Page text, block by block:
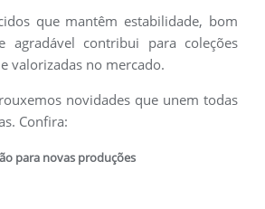
que mantêm estabilidade, bom
agradável contribui para coleções
valorizadas no mercado.
novidades que unem todas
Confira:
para novas produções